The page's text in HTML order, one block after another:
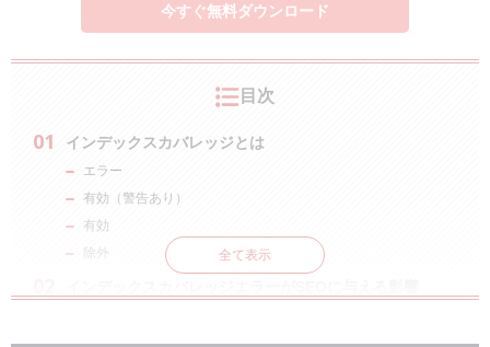
今すぐ無料ダウンロード
目次
インデックスカバレッジとは
エラー
有効（警告あり）
有効
除外
全て表示